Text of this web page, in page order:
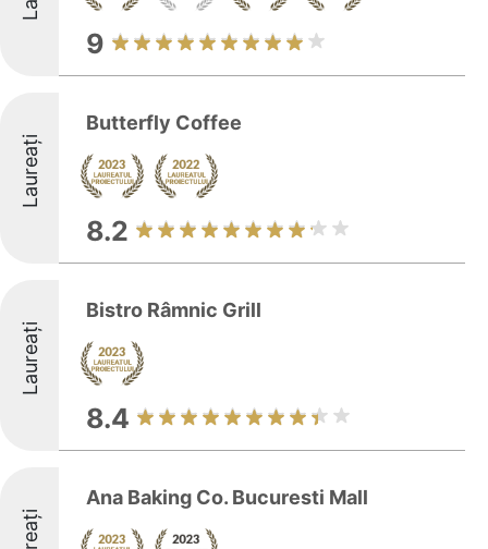
9
Laureați
Butterfly Coffee
8.2
Laureați
Bistro Râmnic Grill
8.4
Ana Baking Co. Bucuresti Mall